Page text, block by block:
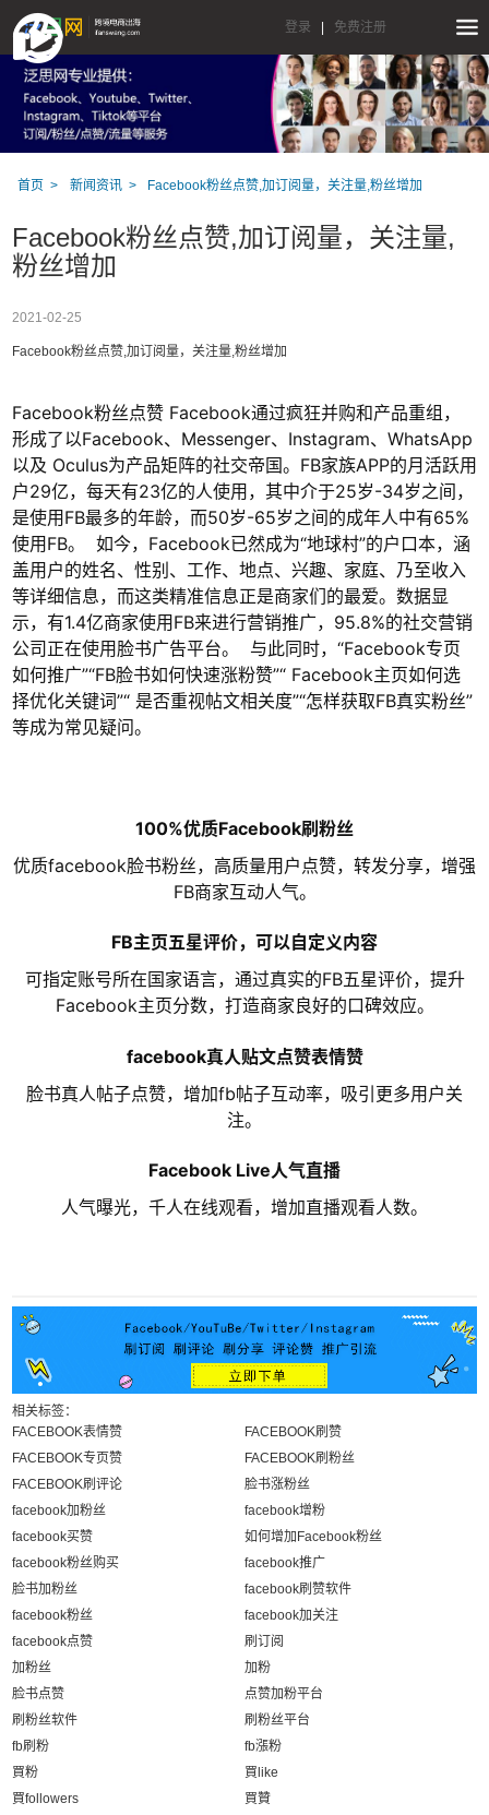
登录 免费注册
首页 新闻资讯 Facebook粉丝点赞,加订阅量，关注量,粉丝增加
Facebook粉丝点赞,加订阅量，关注量,
粉丝增加
2021-02-25
Facebook粉丝点赞,加订阅量，关注量,粉丝增加
Facebook粉丝点赞 Facebook通过疯狂并购和产品重组，
形成了以Facebook、Messenger、Instagram、WhatsApp
以及 Oculus为产品矩阵的社交帝国。FB家族APP的月活跃用
户29亿，每天有23亿的人使用，其中介于25岁-34岁之间，
是使用FB最多的年龄，而50岁-65岁之间的成年人中有65%
使用FB。 如今，Facebook已然成为“地球村”的户口本，涵
盖用户的姓名、性别、工作、地点、兴趣、家庭、乃至收入
等详细信息，而这类精准信息正是商家们的最爱。数据显
示，有1.4亿商家使用FB来进行营销推广，95.8%的社交营销
公司正在使用脸书广告平台。 与此同时，“Facebook专页
如何推广”“FB脸书如何快速涨粉赞”“ Facebook主页如何选
择优化关键词”“ 是否重视帖文相关度”“怎样获取FB真实粉丝”
等成为常见疑问。
100%优质Facebook刷粉丝
优质facebook脸书粉丝，高质量用户点赞，转发分享，增强
FB商家互动人气。
FB主页五星评价，可以自定义内容
可指定账号所在国家语言，通过真实的FB五星评价，提升
Facebook主页分数，打造商家良好的口碑效应。
facebook真人贴文点赞表情赞
脸书真人帖子点赞，增加fb帖子互动率，吸引更多用户关
注。
Facebook Live人气直播
人气曝光，千人在线观看，增加直播观看人数。
相关标签：
FACEBOOK表情赞
FACEBOOK刷赞
FACEBOOK专页赞
FACEBOOK刷粉丝
FACEBOOK刷评论
脸书涨粉丝
facebook加粉丝
facebook增粉
facebook买赞
如何增加Facebook粉丝
facebook粉丝购买
facebook推广
脸书加粉丝
facebook刷赞软件
facebook粉丝
facebook加关注
facebook点赞
刷订阅
加粉丝
加粉
脸书点赞
点赞加粉平台
刷粉丝软件
刷粉丝平台
fb刷粉
fb漲粉
買粉
買like
買followers
買贊